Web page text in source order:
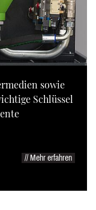
sowie
Schlüssel
// Mehr erfahren